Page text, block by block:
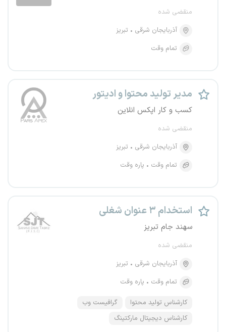
منقضی شده
آذربایجان شرقی
تبریز
تمام وقت
مدیر تولید محتوا و ادیتور
کسب و کار اپکس انلاین
منقضی شده
آذربایجان شرقی
تبریز
تمام وقت
پاره وقت
استخدام ۳ عنوان شغلی
سهند جام تبریز
منقضی شده
آذربایجان شرقی
تبریز
تمام وقت
پاره وقت
کارشناس تولید محتوا
گرافیست وب
کارشناس دیجیتال مارکتینگ